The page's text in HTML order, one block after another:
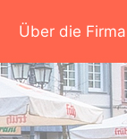
Über die Firma